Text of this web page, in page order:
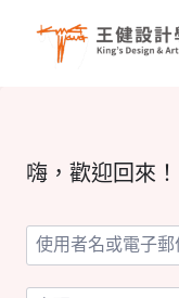
嗨，歡迎回來！